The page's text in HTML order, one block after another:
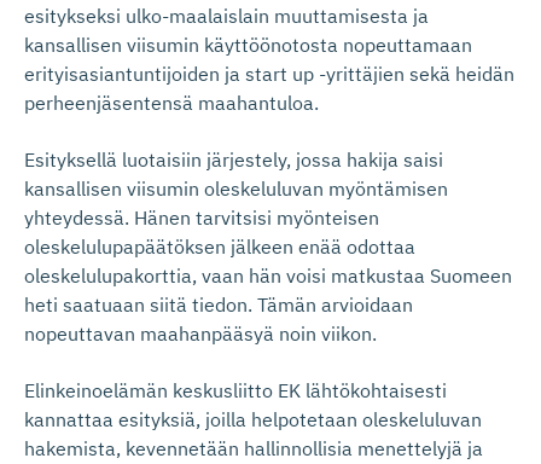
esitykseksi ulko-maalaislain muuttamisesta ja
kansallisen viisumin käyttöönotosta nopeuttamaan
erityisasiantuntijoiden ja start up -yrittäjien sekä heidän
perheenjäsentensä maahantuloa.
Esityksellä luotaisiin järjestely, jossa hakija saisi
kansallisen viisumin oleskeluluvan myöntämisen
yhteydessä. Hänen tarvitsisi myönteisen
oleskelulupapäätöksen jälkeen enää odottaa
oleskelulupakorttia, vaan hän voisi matkustaa Suomeen
heti saatuaan siitä tiedon. Tämän arvioidaan
nopeuttavan maahanpääsyä noin viikon.
Elinkeinoelämän keskusliitto EK lähtökohtaisesti
kannattaa esityksiä, joilla helpotetaan oleskeluluvan
hakemista, kevennetään hallinnollisia menettelyjä ja